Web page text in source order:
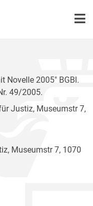
Novelle 2005" BGBl.
49/2005.
Justiz, Museumstr 7,
Museumstr 7, 1070